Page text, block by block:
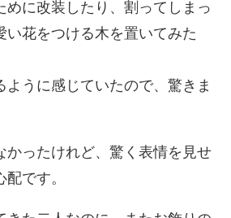
めに改装したり、割ってしまっ
い花をつける木を置いてみた
ように感じていたので、驚きま
かったけれど、驚く表情を見せ
です。